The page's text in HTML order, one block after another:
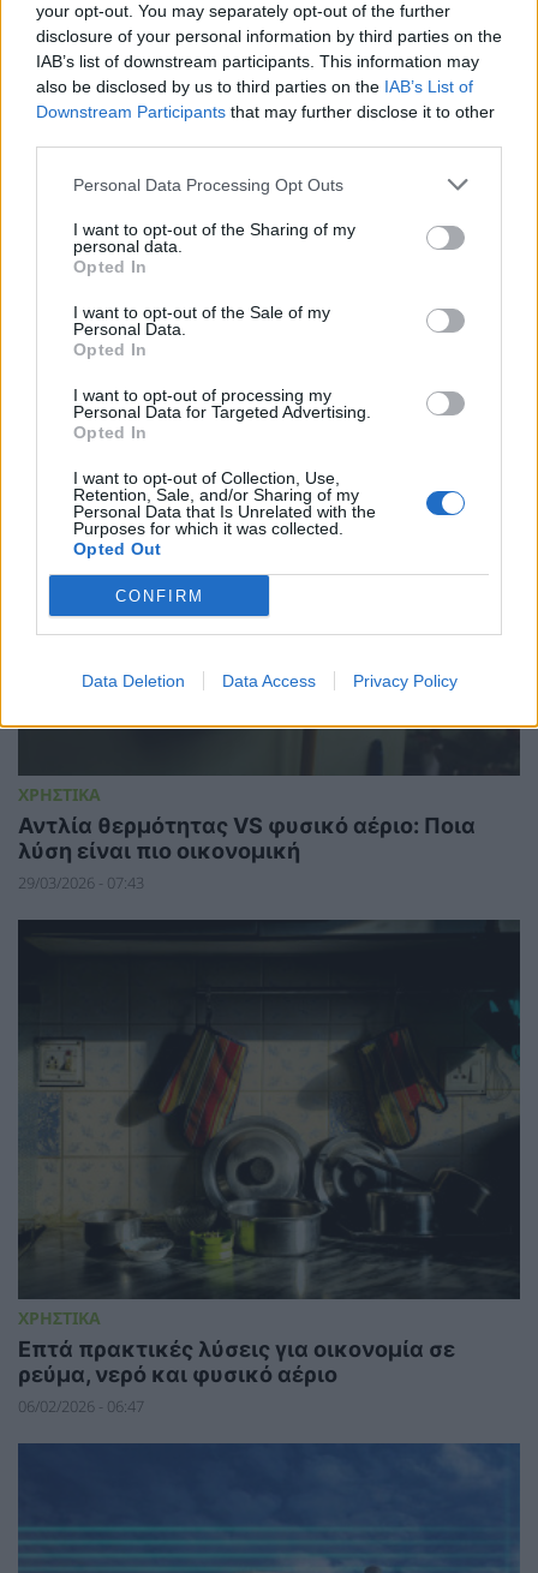
your opt-out. You may separately opt-out of the further
disclosure of your personal information by third parties on the
IAB’s list of downstream participants. This information may
also be disclosed by us to third parties on the IAB’s List of
Downstream Participants that may further disclose it to other
Personal Data Processing Opt Outs
I want to opt-out of the Sharing of my
personal data.
Opted In
I want to opt-out of the Sale of my
Personal Data.
Opted In
I want to opt-out of processing my
Personal Data for Targeted Advertising.
Opted In
I want to opt-out of Collection, Use,
Retention, Sale, and/or Sharing of my
Personal Data that Is Unrelated with the
Purposes for which it was collected.
Opted Out
CONFIRM
Data Deletion Data Access Privacy Policy
ΣΥΜΒΑΤΙΚΕΣ ΠΗΓΕΣ
ΗΠΑ και Νορβηγία οι μεγαλύτεροι
27/03/2026 - 08:02
ΧΡΗΣΤΙΚΑ
Αντλία θερμότητας VS φυσικό αέριο: Ποια
λύση είναι πιο οικονομική
29/03/2026 - 07:43
ΧΡΗΣΤΙΚΑ
Επτά πρακτικές λύσεις για οικονομία σε
ρεύμα, νερό και φυσικό αέριο
06/02/2026 - 06:47